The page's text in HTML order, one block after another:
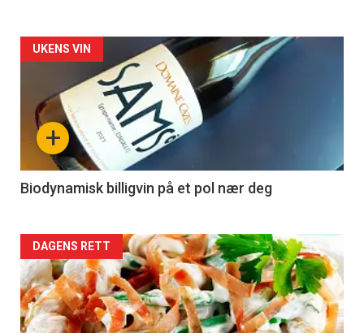
Forsiden
akkurat
nå
4
+
UKENS VIN
Biodynamisk billigvin på et pol nær deg
Forsiden
akkurat
nå
DAGENS RETT